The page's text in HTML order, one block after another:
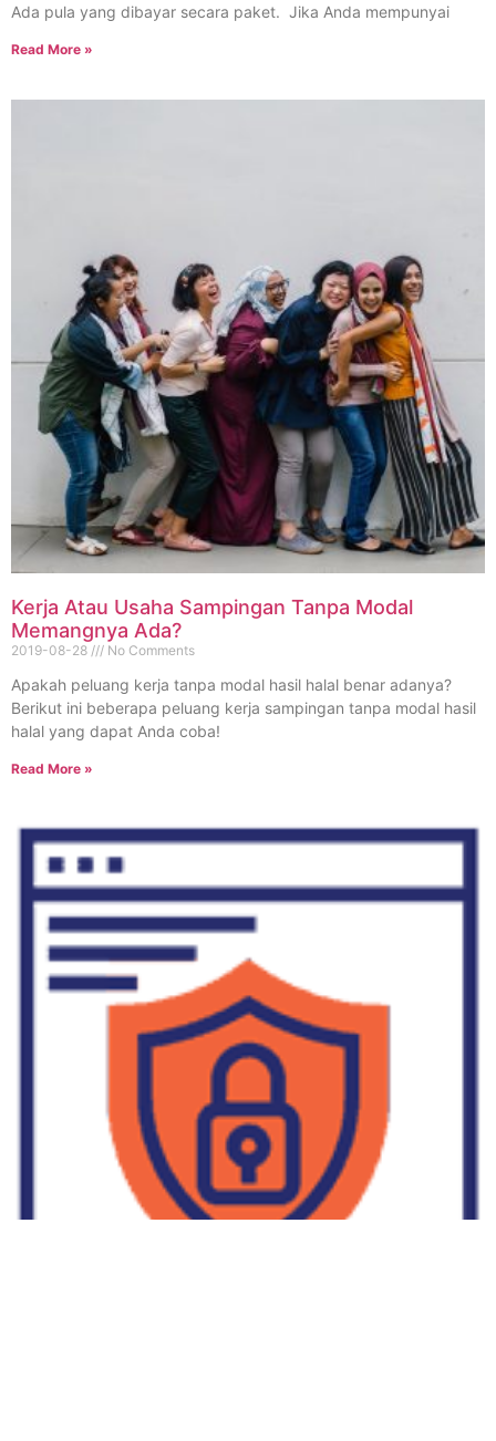
Ada pula yang dibayar secara paket. Jika Anda mempunyai
Read More »
Kerja Atau Usaha Sampingan Tanpa Modal
Memangnya Ada?
2019-08-28 No Comments
Apakah peluang kerja tanpa modal hasil halal benar adanya?
Berikut ini beberapa peluang kerja sampingan tanpa modal hasil
halal yang dapat Anda coba!
Read More »